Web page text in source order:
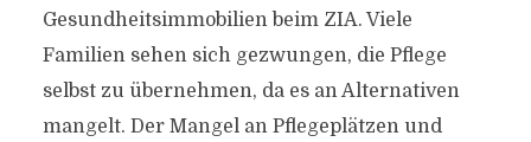
Gesundheitsimmobilien beim ZIA. Viele
Familien sehen sich gezwungen, die Pflege
selbst zu übernehmen, da es an Alternativen
mangelt. Der Mangel an Pflegeplätzen und